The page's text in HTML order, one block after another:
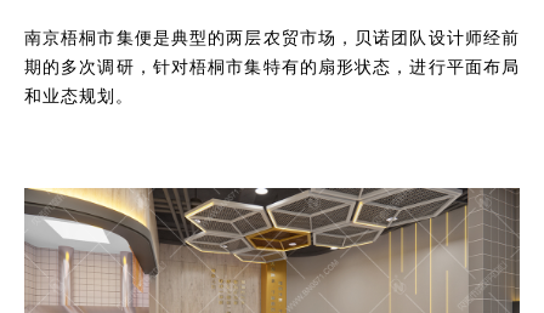
南京梧桐市集便是典型的两层农贸市场，贝诺团队设计师经前
期的多次调研，针对梧桐市集特有的扇形状态，进行平面布局
和业态规划。